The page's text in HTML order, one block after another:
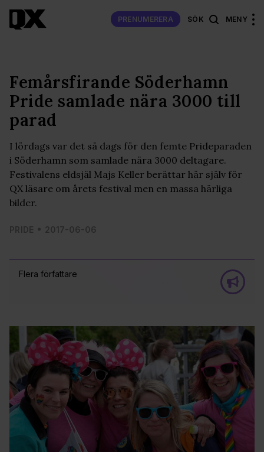
PRENUMERERA SÖK MENY
Flera författare
Femårsfirande Söderhamn
Pride samlade nära 3000 till
parad
I lördags var det så dags för den femte Prideparaden
i Söderhamn som samlade nära 3000 deltagare.
Festivalens eldsjäl Majs Keller berättar här själv för
QX läsare om årets festival men en massa härliga
bilder.
PRIDE 2017-06-06